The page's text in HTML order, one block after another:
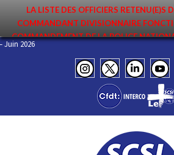
LA LISTE DES OFFICIERS RETENU(E)S
COMMANDANT DIVISIONNAIRE
COMMANDEMENT DE LA POLICE
PREMIER MOUVEMENT 2026 A ÉTÉ
PAGES PROTÉGÉES DU SITE.
– Juin 2026